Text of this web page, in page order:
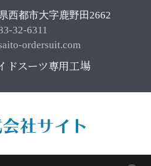
西都市大字鹿野田2662
32-6311
ordersuit.com
ドスーツ専用工場